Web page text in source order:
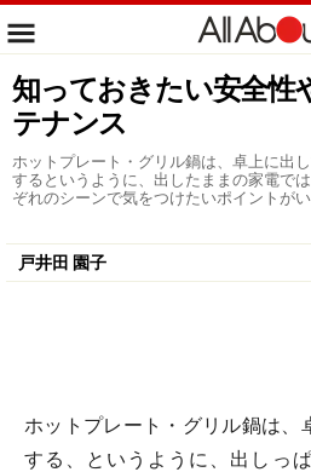
知っておきたい安全性
テナンス
ホットプレート・グリル鍋は、卓上に出
するというように、出したままの家電で
ぞれのシーンで気をつけたいポイントがい
戸井田 園子
ホットプレート・グリル鍋は
する、というように、出しっ